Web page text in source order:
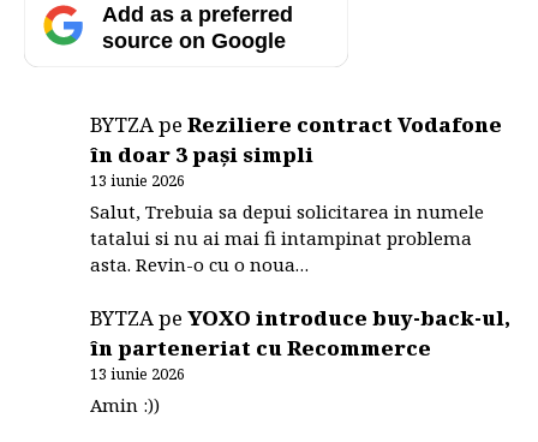
Add as a preferred
source on Google
BYTZApeReziliere contract Vodafone
în doar 3 pași simpli
13 iunie 2026
Salut, Trebuia sa depui solicitarea in numele
tatalui si nu ai mai fi intampinat problema
asta. Revin-o cu o noua…
BYTZApeYOXO introduce buy-back-ul,
în parteneriat cu Recommerce
13 iunie 2026
Amin :))